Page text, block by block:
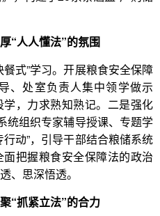
“人人懂法”的氛围
式”学习。开展粮食安全保障
、处室负责人集中领学做示
，力求熟知熟记。二是强化
统组织专家辅导授课、专题学
动”，引导干部结合粮储系统
把握粮食安全保障法的政治
、思深悟透。
“抓紧立法”的合力